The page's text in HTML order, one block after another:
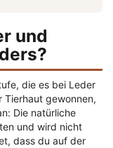
und
die es bei Leder
gewonnen,
Die natürliche
und wird nicht
dass du auf der